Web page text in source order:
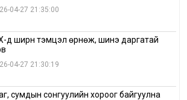
04-27 21:35:00
д ширүүн тэмцэл өрнөж, шинэ даргатай
04-27 21:30:19
сумдын сонгуулийн хороог байгуулна